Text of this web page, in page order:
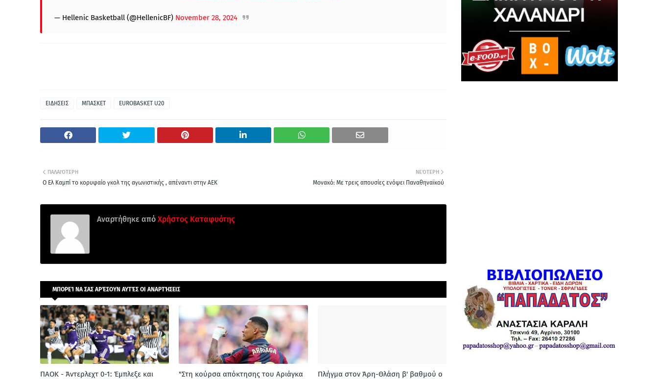
— Hellenic Basketball (@HellenicBF) November 28, 2024
ΕΙΔΗΣΕΙΣ ΜΠΑΣΚΕΤ EUROBASKET U20
ΝΕΌΤΕΡΗ
Μονακό: Με τρεις απουσίες ενόψει Παναθηναϊκού
ΠΑΛΑΙΌΤΕΡΗ
Ο Ελ Καμπί το κορυφαίο γκολ της αγωνιστικής , απέναντι στην ΑΕΚ
Αναρτήθηκε από Χρήστος Καταφυότης
ΜΠΟΡΕΊ ΝΑ ΣΑΣ ΑΡΈΣΟΥΝ ΑΥΤΈΣ ΟΙ ΑΝΑΡΤΉΣΕΙΣ
ΠΑΟΚ - Άντερλεχτ 0-1: Έμπλεξε και
"Στη κούρσα απόκτησης του Αριάγκα
Πλήγμα στον Άρη-Θλάση β' βαθμού ο